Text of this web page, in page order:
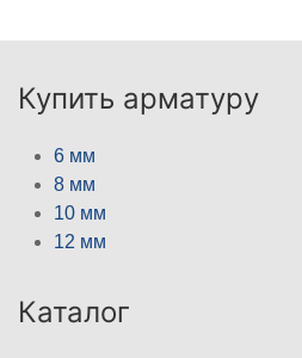
Купить арматуру
6 мм
8 мм
10 мм
12 мм
Каталог